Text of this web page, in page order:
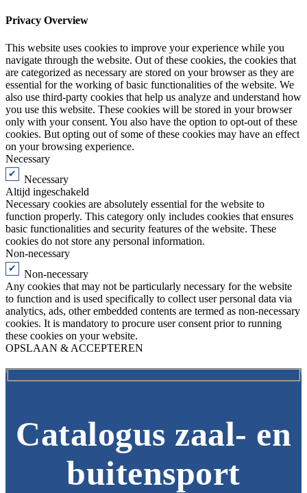
Privacy Overview
This website uses cookies to improve your experience while you
navigate through the website. Out of these cookies, the cookies that
are categorized as necessary are stored on your browser as they are
essential for the working of basic functionalities of the website. We
also use third-party cookies that help us analyze and understand how
you use this website. These cookies will be stored in your browser
only with your consent. You also have the option to opt-out of these
cookies. But opting out of some of these cookies may have an effect
on your browsing experience.
Necessary
Necessary
Altijd ingeschakeld
Necessary cookies are absolutely essential for the website to
function properly. This category only includes cookies that ensures
basic functionalities and security features of the website. These
cookies do not store any personal information.
Non-necessary
Non-necessary
Any cookies that may not be particularly necessary for the website
to function and is used specifically to collect user personal data via
analytics, ads, other embedded contents are termed as non-necessary
cookies. It is mandatory to procure user consent prior to running
these cookies on your website.
OPSLAAN & ACCEPTEREN
Catalogus zaal- en
buitensport